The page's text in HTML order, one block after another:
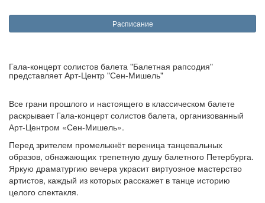
Расписание
Гала-концерт солистов балета "Балетная рапсодия"
представляет Арт-Центр "Сен-Мишель"
Все грани прошлого и настоящего в классическом балете
раскрывает Гала-концерт солистов балета, организованный
Арт-Центром «Сен-Мишель».
Перед зрителем промелькнёт вереница танцевальных
образов, обнажающих трепетную душу балетного Петербурга.
Яркую драматургию вечера украсит виртуозное мастерство
артистов, каждый из которых расскажет в танце историю
целого спектакля.